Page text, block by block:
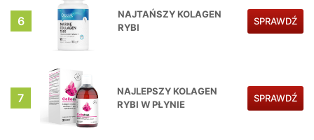
6
NAJTAŃSZY KOLAGEN
RYBI
SPRAWDŹ
7
NAJLEPSZY KOLAGEN
RYBI W PŁYNIE
SPRAWDŹ